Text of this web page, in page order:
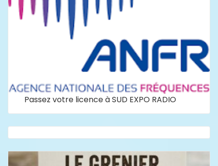
Passez votre licence à SUD EXPO RADIO